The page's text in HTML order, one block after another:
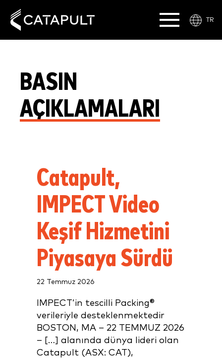
TR
BASIN
AÇIKLAMALARI
Catapult,
IMPECT Video
Keşif Hizmetini
Piyasaya Sürdü
22 Temmuz 2026
IMPECT’in tescilli Packing®
verileriyle desteklenmektedir
BOSTON, MA – 22 TEMMUZ 2026
– […] alanında dünya lideri olan
Catapult (ASX: CAT),